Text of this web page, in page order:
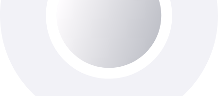
Доступно з виїздом додому